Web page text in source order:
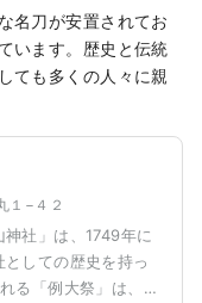
名刀が安置されてお
います。歴史と伝統
ても多くの人々に親
１−４２
社」は、1749年に
しての歴史を持っ
る「例大祭」は、地